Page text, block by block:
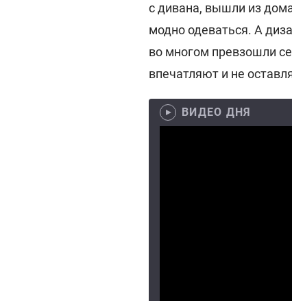
с дивана, вышли из
модно одеваться. А
во многом превзошли
впечатляют и не
ВИДЕО ДНЯ